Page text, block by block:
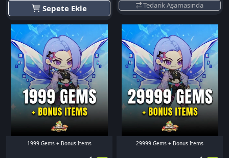
Sepete Ekle Tedarik Aşamasında
1999 Gems + Bonus Items 29999 Gems + Bonus Items